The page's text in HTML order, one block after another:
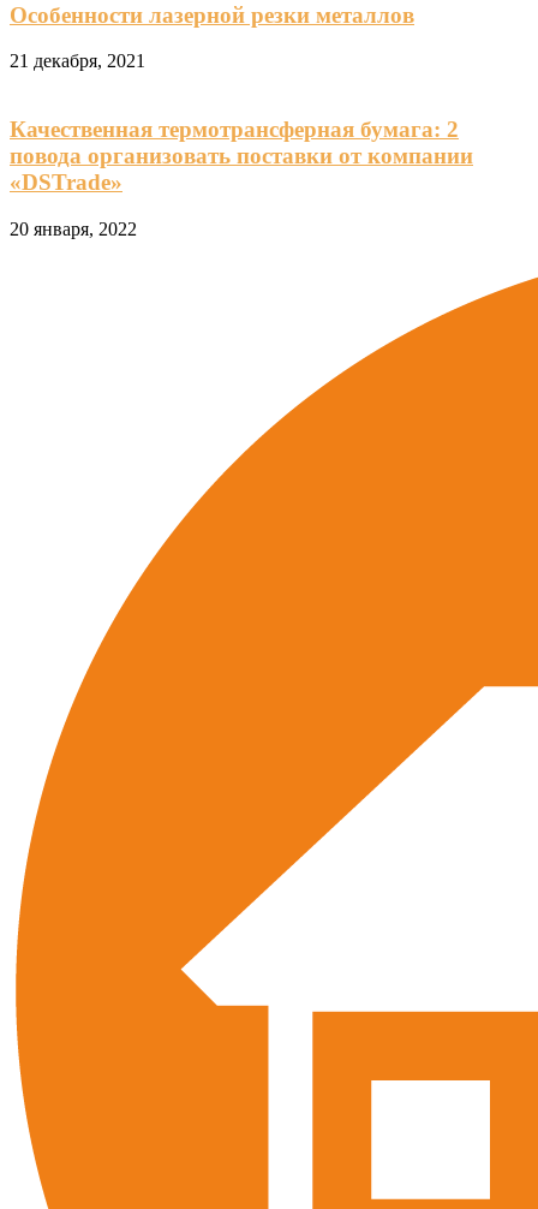
Особенности лазерной резки металлов
21 декабря, 2021
Качественная термотрансферная бумага: 2
повода организовать поставки от компании
«DSTrade»
20 января, 2022